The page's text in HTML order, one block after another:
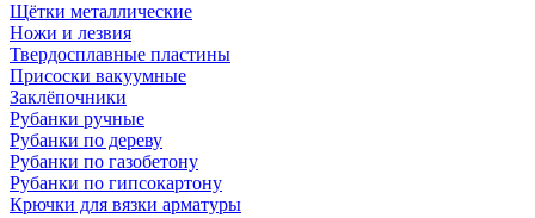
Щётки металлические
Ножи и лезвия
Твердосплавные пластины
Присоски вакуумные
Заклёпочники
Рубанки ручные
Рубанки по дереву
Рубанки по газобетону
Рубанки по гипсокартону
Крючки для вязки арматуры